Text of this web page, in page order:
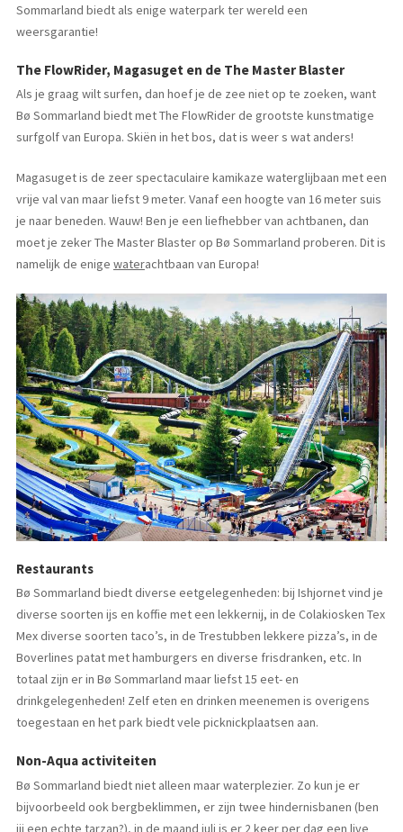
Sommarland biedt als enige waterpark ter wereld een
weersgarantie!
The FlowRider, Magasuget en de The Master Blaster
Als je graag wilt surfen, dan hoef je de zee niet op te zoeken, want
Bø Sommarland biedt met The FlowRider de grootste kunstmatige
surfgolf van Europa. Skiën in het bos, dat is weer s wat anders!
Magasuget is de zeer spectaculaire kamikaze waterglijbaan met een
vrije val van maar liefst 9 meter. Vanaf een hoogte van 16 meter suis
je naar beneden. Wauw! Ben je een liefhebber van achtbanen, dan
moet je zeker The Master Blaster op Bø Sommarland proberen. Dit is
namelijk de enige waterachtbaan van Europa!
Restaurants
Bø Sommarland biedt diverse eetgelegenheden: bij Ishjornet vind je
diverse soorten ijs en koffie met een lekkernij, in de Colakiosken Tex
Mex diverse soorten taco’s, in de Trestubben lekkere pizza’s, in de
Boverlines patat met hamburgers en diverse frisdranken, etc. In
totaal zijn er in Bø Sommarland maar liefst 15 eet- en
drinkgelegenheden! Zelf eten en drinken meenemen is overigens
toegestaan en het park biedt vele picknickplaatsen aan.
Non-Aqua activiteiten
Bø Sommarland biedt niet alleen maar waterplezier. Zo kun je er
bijvoorbeeld ook bergbeklimmen, er zijn twee hindernisbanen (ben
jij een echte tarzan?), in de maand juli is er 2 keer per dag een live